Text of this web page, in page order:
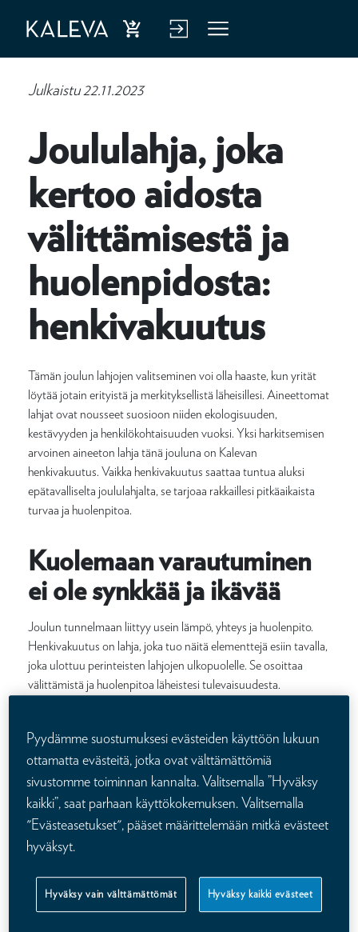
Ost
a
hen
kuu
Kirj
aud
kop
alve
luu
n
Vali
kko
Julkaistu 22.11.2023
Joululahja, joka
kertoo aidosta
välittämisestä ja
huolenpidosta:
henkivakuutus
Tämän joulun lahjojen valitseminen voi olla haaste, kun yrität
löytää jotain erityistä ja merkityksellistä läheisillesi. Aineettomat
lahjat ovat nousseet suosioon niiden ekologisuuden,
kestävyyden ja henkilökohtaisuuden vuoksi. Yksi harkitsemisen
arvoinen aineeton lahja tänä jouluna on Kalevan
henkivakuutus. Vaikka henkivakuutus saattaa tuntua aluksi
epätavalliselta joululahjalta, se tarjoaa rakkaillesi pitkäaikaista
turvaa ja huolenpitoa.
Kuolemaan varautuminen
ei ole synkkää ja ikävää
Joulun tunnelmaan liittyy usein lämpö, yhteys ja huolenpito.
Henkivakuutus on lahja, joka tuo näitä elementtejä esiin tavalla,
joka ulottuu perinteisten lahjojen ulkopuolelle. Se osoittaa
välittämistä ja huolenpitoa läheistesi tulevaisuudesta.
läsnä.Kalevan pariturvallavakuutat sekä itsesi että puolisosi
edullisesti.
Henkivakuutus tarjoaa taloudellista suojaa yllättävien
tilanteiden varalta. Olipa kyse sitten sairaudesta tai
tapaturmasta johtuvasta kuolemasta, henkivakuutus auttaa
tekee siitä poikkeuksellisen arvokkaan lahjan, joka kestää vuosia
eteenpäin.
Pyydämme suostumuksesi evästeiden käyttöön lukuun
ottamatta evästeitä, jotka ovat välttämättömiä
sivustomme toiminnan kannalta. Valitsemalla ”Hyväksy
kaikki”, saat parhaan käyttökokemuksen. Valitsemalla
"Evästeasetukset", pääset määrittelemään mitkä evästeet
hyväksyt.
Hyväksy vain välttämättömät Hyväksy kaikki evästeet